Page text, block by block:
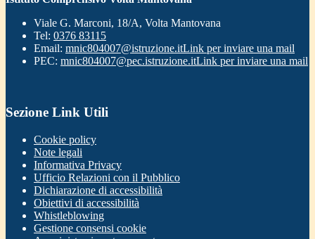
Viale G. Marconi, 18/A, Volta Mantovana
Tel: 0376 83115
Email: mnic804007@istruzione.itLink per inviare una mail
PEC: mnic804007@pec.istruzione.itLink per inviare una mail
Sezione Link Utili
Cookie policy
Note legali
Informativa Privacy
Ufficio Relazioni con il Pubblico
Dichiarazione di accessibilità
Obiettivi di accessibilità
Whistleblowing
Gestione consensi cookie